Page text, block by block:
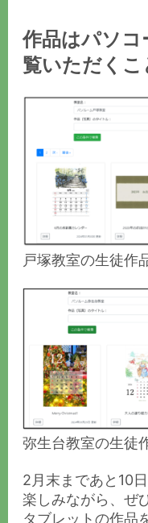
作品はパソ
覧いただくこ
戸塚教室の生徒作
弥生台教室の生徒
2月末まであと10
楽しみながら、ぜ
タブレットの作品